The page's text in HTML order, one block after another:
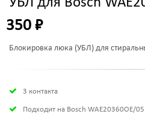
350 ₽
Блокировка люка (УБЛ) для
3 контакта
Подходит на Bosch WAE20360OE/05